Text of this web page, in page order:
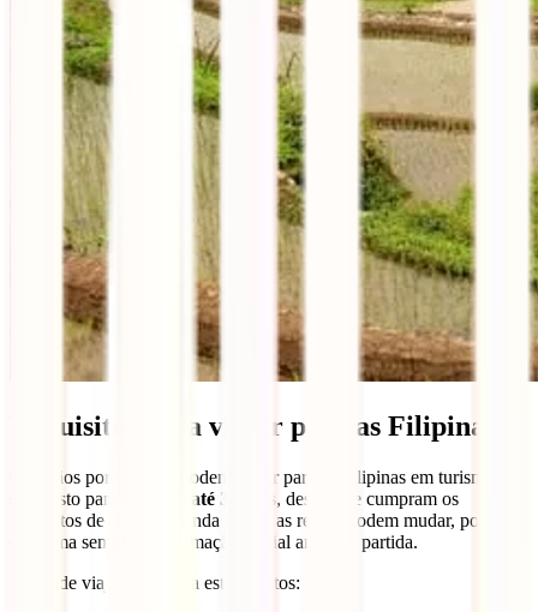
Requisitos para viajar para as Filipinas
Cidadãos portugueses podem viajar para as Filipinas em turismo
sem visto para
estadias até 30 dias, desde que cumpram os
requisitos de entrada. Ainda assim, as regras podem mudar, por isso
confirma sempre a informação oficial antes da partida.
Antes de viajar, confirma estes pontos: